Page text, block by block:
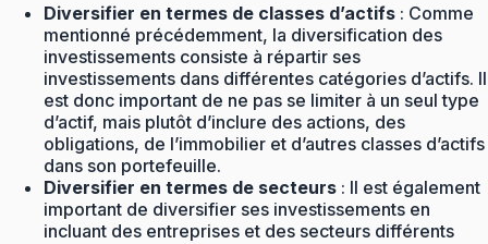
Diversifier en termes de classes d’actifs : Comme
mentionné précédemment, la diversification des
investissements consiste à répartir ses
investissements dans différentes catégories d’actifs. Il
est donc important de ne pas se limiter à un seul type
d’actif, mais plutôt d’inclure des actions, des
obligations, de l’immobilier et d’autres classes d’actifs
dans son portefeuille.
Diversifier en termes de secteurs : Il est également
important de diversifier ses investissements en
incluant des entreprises et des secteurs différents